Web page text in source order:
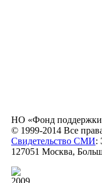
НО «Фонд поддержки
© 1999-2014 Все
Свидетельство СМИ:
127051 Москва,
2009